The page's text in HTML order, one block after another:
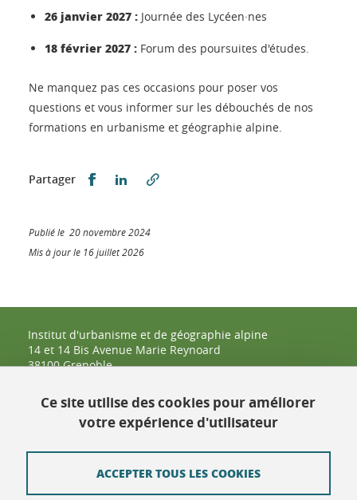
26 janvier 2027 : Journée des Lycéen·nes
18 février 2027 : Forum des poursuites d'études.
Ne manquez pas ces occasions pour poser vos
questions et vous informer sur les débouchés de nos
formations en urbanisme et géographie alpine.
Partager Partager sur Facebook
Partager sur LinkedIn
Publié le 20 novembre 2024
Mis à jour le 16 juillet 2026
Institut d'urbanisme et de géographie alpine
14 et 14 Bis Avenue Marie Reynoard
38100 Grenoble
Ce site utilise des cookies pour améliorer
votre expérience d'utilisateur
ACCEPTER TOUS LES COOKIES